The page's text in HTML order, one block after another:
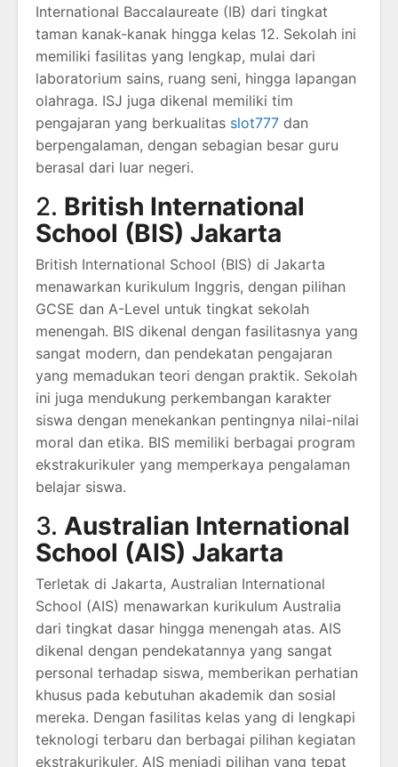
International Baccalaureate (IB) dari tingkat
taman kanak-kanak hingga kelas 12. Sekolah ini
memiliki fasilitas yang lengkap, mulai dari
laboratorium sains, ruang seni, hingga lapangan
olahraga. ISJ juga dikenal memiliki tim
pengajaran yang berkualitas slot777 dan
berpengalaman, dengan sebagian besar guru
berasal dari luar negeri.
2. British International
School (BIS) Jakarta
British International School (BIS) di Jakarta
menawarkan kurikulum Inggris, dengan pilihan
GCSE dan A-Level untuk tingkat sekolah
menengah. BIS dikenal dengan fasilitasnya yang
sangat modern, dan pendekatan pengajaran
yang memadukan teori dengan praktik. Sekolah
ini juga mendukung perkembangan karakter
siswa dengan menekankan pentingnya nilai-nilai
moral dan etika. BIS memiliki berbagai program
ekstrakurikuler yang memperkaya pengalaman
belajar siswa.
3. Australian International
School (AIS) Jakarta
Terletak di Jakarta, Australian International
School (AIS) menawarkan kurikulum Australia
dari tingkat dasar hingga menengah atas. AIS
dikenal dengan pendekatannya yang sangat
personal terhadap siswa, memberikan perhatian
khusus pada kebutuhan akademik dan sosial
mereka. Dengan fasilitas kelas yang di lengkapi
teknologi terbaru dan berbagai pilihan kegiatan
ekstrakurikuler, AIS menjadi pilihan yang tepat